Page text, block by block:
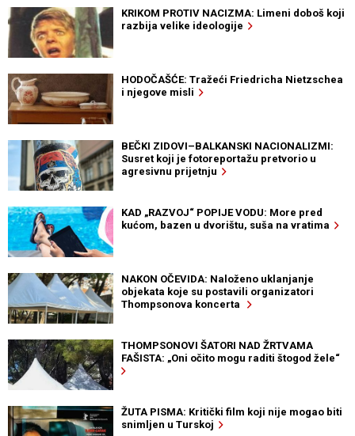
KRIKOM PROTIV NACIZMA: Limeni doboš koji
razbija velike ideologije
HODOČAŠĆE: Tražeći Friedricha Nietzschea
i njegove misli
BEČKI ZIDOVI–BALKANSKI NACIONALIZMI:
Susret koji je fotoreportažu pretvorio u
agresivnu prijetnju
KAD „RAZVOJ“ POPIJE VODU: More pred
kućom, bazen u dvorištu, suša na vratima
NAKON OČEVIDA: Naloženo uklanjanje
objekata koje su postavili organizatori
Thompsonova koncerta
THOMPSONOVI ŠATORI NAD ŽRTVAMA
FAŠISTA: „Oni očito mogu raditi štogod žele“
ŽUTA PISMA: Kritički film koji nije mogao biti
snimljen u Turskoj